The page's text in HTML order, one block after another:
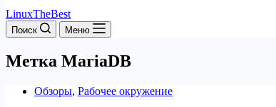
LinuxTheBest
Поиск Меню
Метка MariaDB
Обзоры, Рабочее окружение